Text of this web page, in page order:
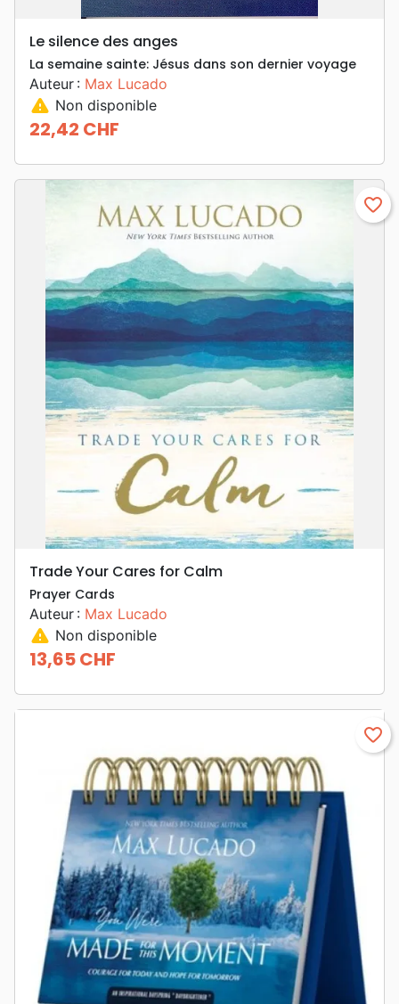
Le silence des anges
La semaine sainte: Jésus dans son dernier voyage
Auteur : Max Lucado
warning Non disponible
Prix
22,42 CHF
favorite_border
Trade Your Cares for Calm
Prayer Cards
Auteur : Max Lucado
warning Non disponible
Prix
13,65 CHF
favorite_border